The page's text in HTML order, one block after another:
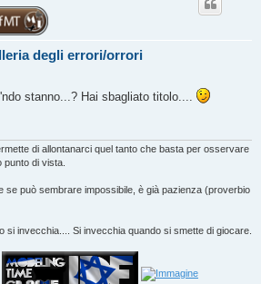
degli errori/orrori
stanno...? Hai sbagliato titolo....
di allontanarci quel tanto che basta per osservare
di vista.
se può sembrare impossibile, è già pazienza (proverbio
si invecchia.... Si invecchia quando si smette di giocare.